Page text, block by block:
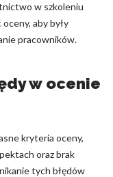
w szkoleniu
aby były
pracowników.
w ocenie
kryteria oceny,
oraz brak
tych błędów